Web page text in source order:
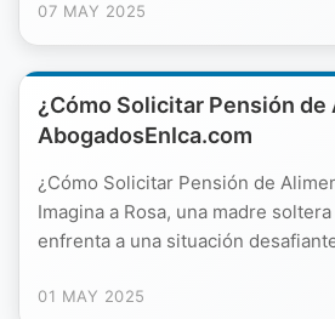
07 MAY 2025
¿Cómo Solicitar Pensión de
AbogadosEnIca.com
¿Cómo Solicitar Pensión de
Imagina a Rosa, una madre
enfrenta a una situación
01 MAY 2025